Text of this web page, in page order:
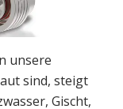
unsere
sind, steigt
Gischt,